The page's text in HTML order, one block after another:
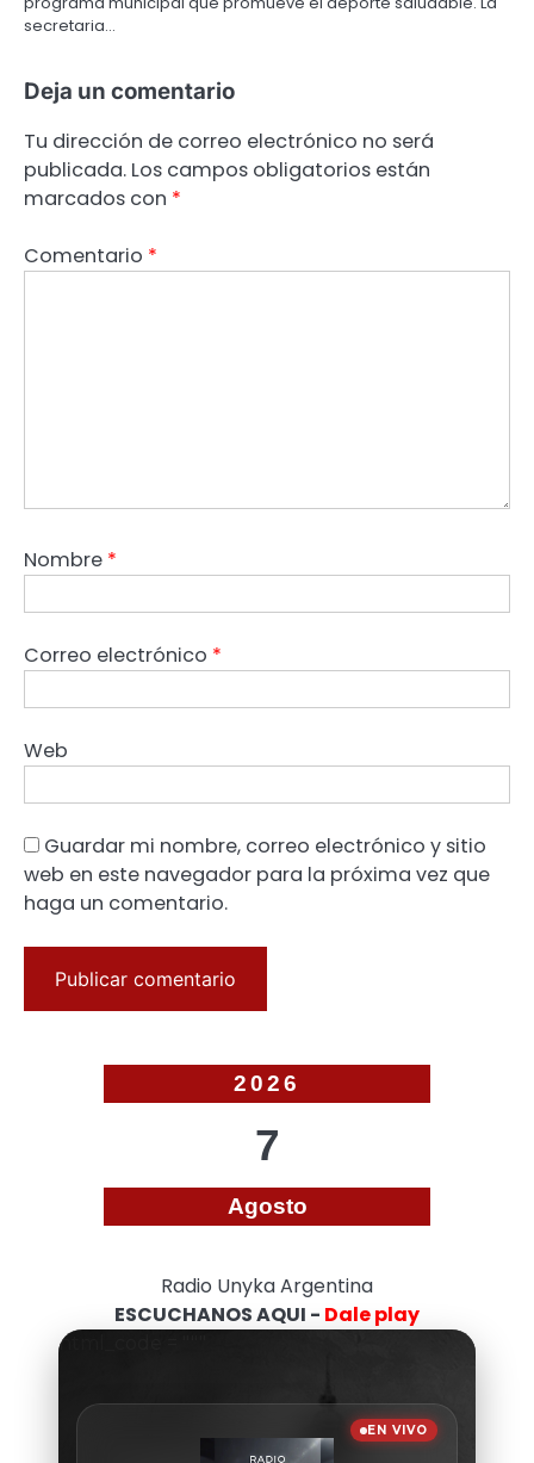
secretaria…
Deja un comentario
Tu dirección de correo electrónico no será
publicada. Los campos obligatorios están
marcados con *
Comentario *
Nombre *
Correo electrónico *
Web
Guardar mi nombre, correo electrónico y sitio
web en este navegador para la próxima vez que
haga un comentario.
2026
7
Agosto
Radio Unyka Argentina
ESCUCHANOS AQUI - Dale play